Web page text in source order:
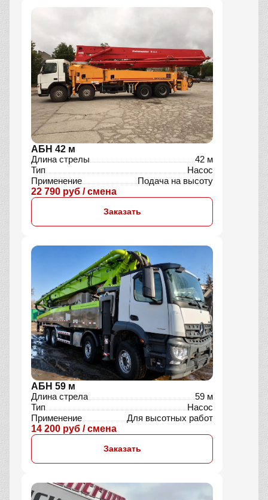
АБН 42 м
Длина стрелы
42 м
Тип
Насос
Применение
Подача на высоту
22 790 руб / смена
Заказать
АБН 59 м
Длина стрела
59 м
Тип
Насос
Применение
Для высотных работ
14 200 руб / смена
Заказать